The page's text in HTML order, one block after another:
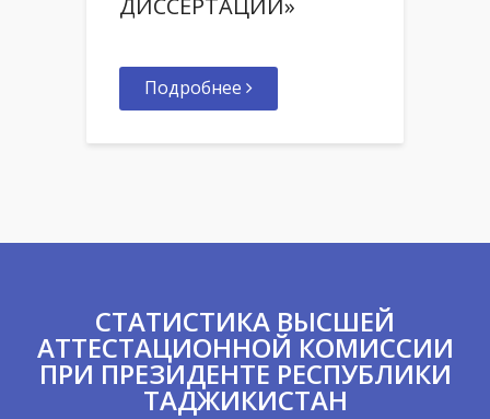
Подробнее
СТАТИСТИКА ВЫСШЕЙ
АТТЕСТАЦИОННОЙ КОМИССИИ
ПРИ ПРЕЗИДЕНТЕ РЕСПУБЛИКИ
ТАДЖИКИСТАН